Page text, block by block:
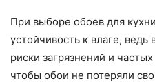
При выборе обоев для
устойчивость к влаге,
риски загрязнений и
чтобы обои не потеряли